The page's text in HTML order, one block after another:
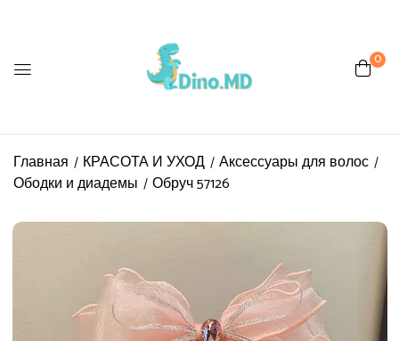
0
Главная КРАСОТА И УХОД Аксессуары для волос
Ободки и диадемы
Обруч 57126